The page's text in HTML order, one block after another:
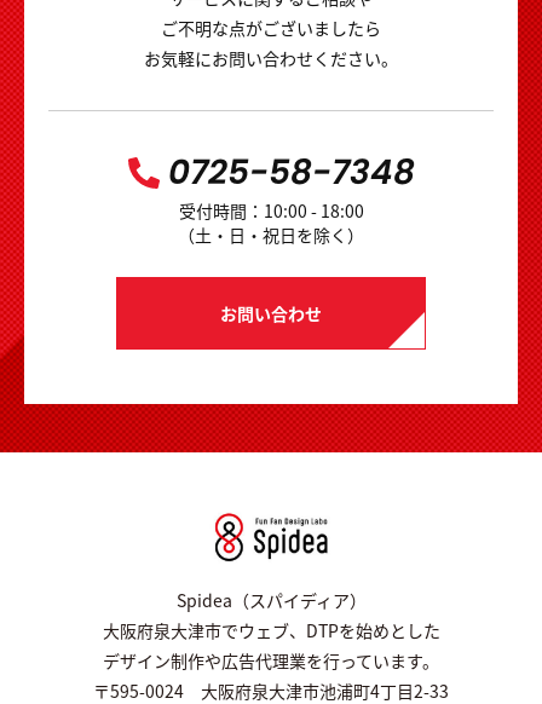
ご不明な点がございましたら
お気軽にお問い合わせください。
0725-58-7348
受付時間：10:00 - 18:00
（土・日・祝日を除く）
お問い合わせ
Spidea（スパイディア）
大阪府泉大津市でウェブ、DTPを始めとした
デザイン制作や広告代理業を行っています。
〒595-0024 大阪府泉大津市池浦町4丁目2-33